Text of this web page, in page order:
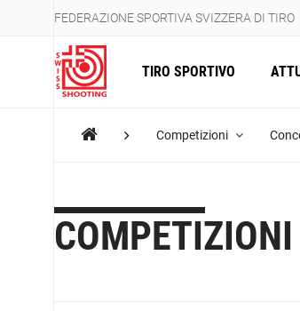
FEDERAZIONE SPORTIVA SVIZZERA DI TIRO
TIRO SPORTIVO
Competizioni
COMPETIZIONI